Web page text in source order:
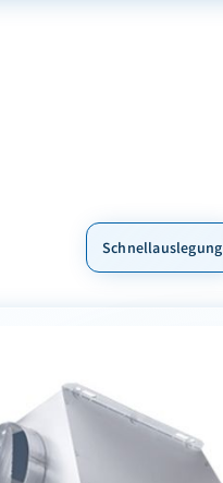
Schnellauslegung